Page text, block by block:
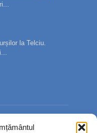
la Telciu.